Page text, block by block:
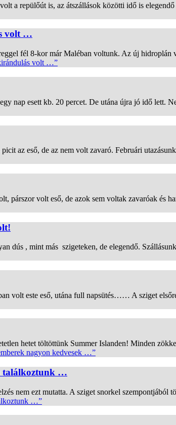
a repülőút is, az átszállások közötti idő is
volt …
fél 8-kor már Maléban voltunk. Az új
volt …”
nap esett kb. 20 percet. De utána újra jó idő lett.
az eső, de az nem volt zavaró. Februári
párszor volt eső, de azok sem voltak zavaróak és
dús , mint más szigeteken, de elegendő.
volt este eső, utána full napsütés…… A sziget
hetet töltöttünk Summer Islanden! Minden
nagyon kedvesek …”
találkoztunk …
nem ezt mutatta. A sziget snorkel
…”